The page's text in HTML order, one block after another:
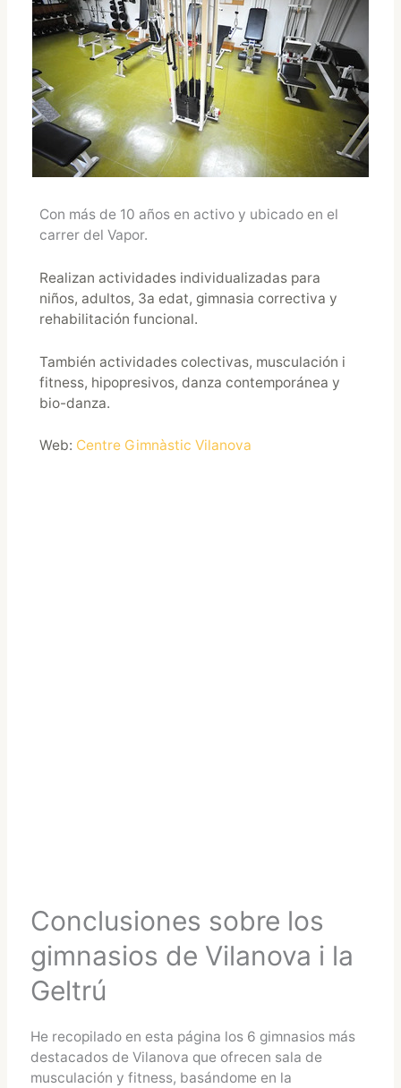
Con más de 10 años en activo y ubicado en el
carrer del Vapor.
Realizan actividades individualizadas para
niños, adultos, 3a edat, gimnasia correctiva y
rehabilitación funcional.
También actividades colectivas, musculación i
fitness, hipopresivos, danza contemporánea y
bio-danza.
Web: Centre Gimnàstic Vilanova
Conclusiones sobre los
gimnasios de Vilanova i la
Geltrú
He recopilado en esta página los 6 gimnasios más
destacados de Vilanova que ofrecen sala de
musculación y fitness, basándome en la